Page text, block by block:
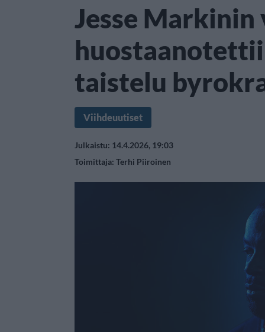
Jesse Markinin
taistelu
Viihdeuutiset
Julkaistu: 14.4.2026, 19:03
Toimittaja: Terhi Piiroinen